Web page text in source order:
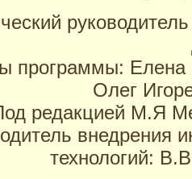
программы: Елена
Олег
редакцией М.Я
внедрения
технологий: